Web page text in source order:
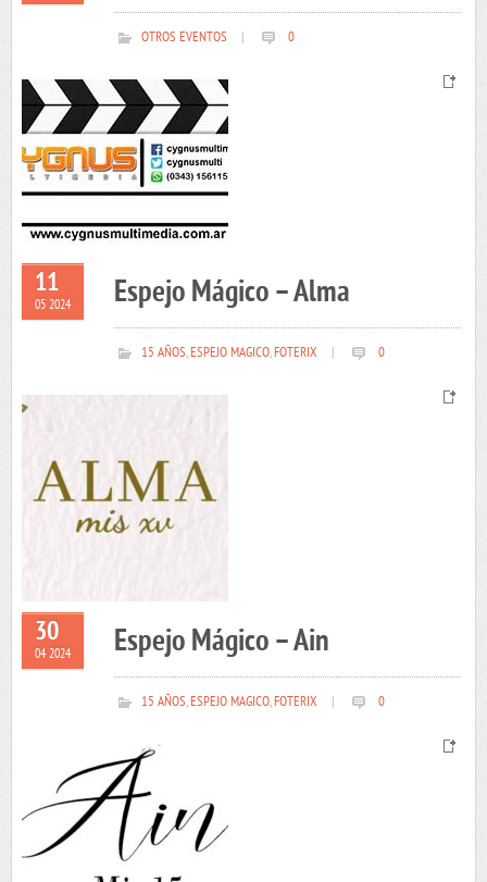
OTROS EVENTOS 0
11
05 2024 Espejo Mágico – Alma
15 AÑOS,ESPEJO MAGICO,FOTERIX 0
30
04 2024 Espejo Mágico – Ain
15 AÑOS,ESPEJO MAGICO,FOTERIX 0